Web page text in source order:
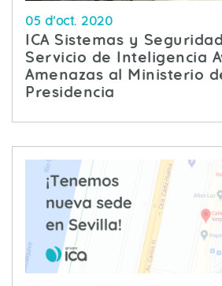
05 d’oct. 2020
ICA Sistemas y
Servicio de Inteligencia
Amenazas al Ministerio
Presidencia